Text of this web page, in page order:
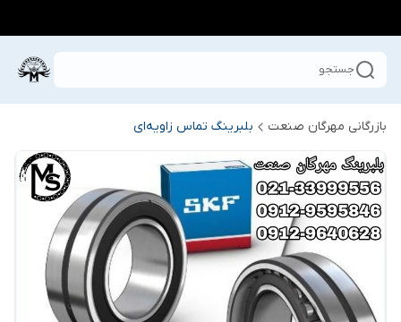
جستجو
بازرگانی مهرگان صنعت بلبرینگ تماس زاویه‌ای